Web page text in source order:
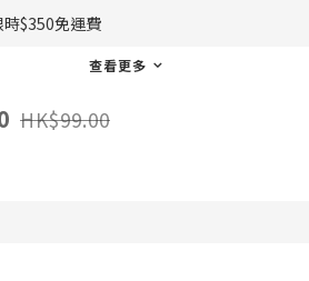
$350免運費
查看更多
HK$99.00